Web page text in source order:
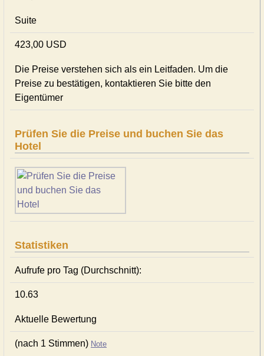
Suite
423,00 USD
Die Preise verstehen sich als ein Leitfaden. Um die
Preise zu bestätigen, kontaktieren Sie bitte den
Eigentümer
Prüfen Sie die Preise und buchen Sie das
Hotel
Statistiken
Aufrufe pro Tag (Durchschnitt):
10.63
Aktuelle Bewertung
(nach 1 Stimmen) Note